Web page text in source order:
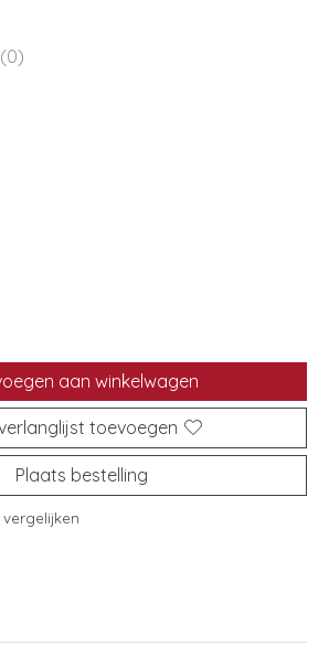
dit product is
(0)
aan winkelwagen
toevoegen
Plaats bestelling